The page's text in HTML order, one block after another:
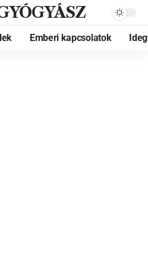
Emberi kapcsolatok